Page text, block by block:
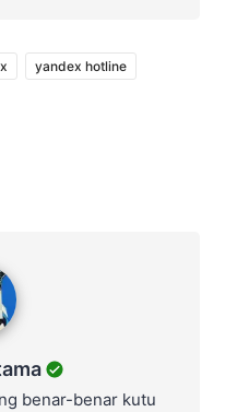
yandex hotline
benar-benar kutu